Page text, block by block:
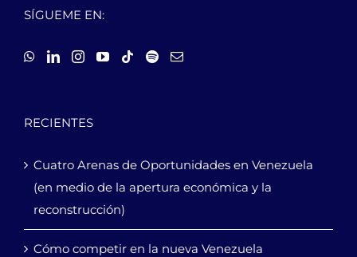
SÍGUEME EN:
RECIENTES
Cuatro Arenas de Oportunidades en Venezuela
(en medio de la apertura económica y la
reconstrucción)
Cómo competir en la nueva Venezuela